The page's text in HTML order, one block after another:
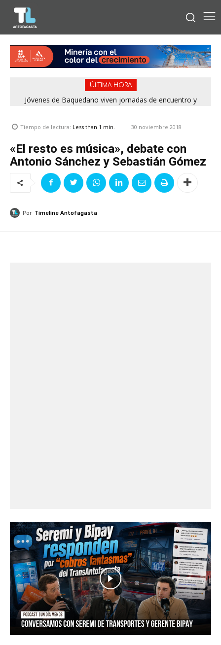
ÚLTIMA HORA
Jóvenes de Baquedano viven jornadas de encuentro y
Tiempo de lectura: Less than 1 min. 30 noviembre 2018
«El resto es música», debate con
Antonio Sánchez y Sebastián Gómez
Por Timeline Antofagasta